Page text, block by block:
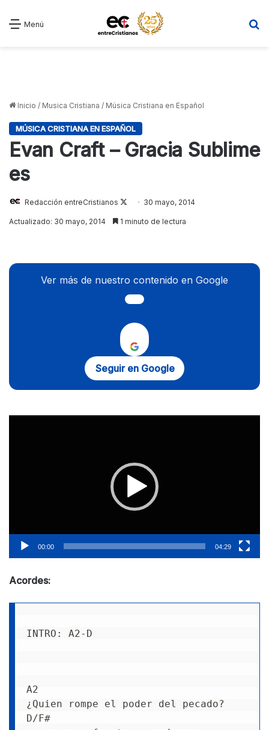
Menú
Inicio / Musica Cristiana / Música Cristiana en Español
MÚSICA CRISTIANA EN ESPAÑOL
Evan Craft – Gracia Sublime
es
Redacción entreCristianos
Follow
on
30 mayo, 2014
Actualizado: 30 mayo, 2014 1 minuto de lectura
Ver más de nuestro contenido en Google
Seguir en Google
00:00 04:29
Acordes:
INTRO: A2-D
A2
¿Quien rompe el poder del pecado?
D/F#